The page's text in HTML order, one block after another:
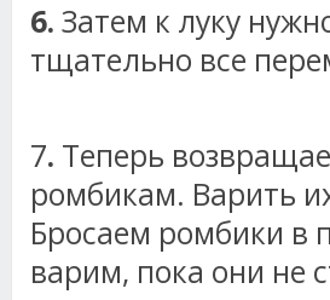
6. Затем к луку
тщательно все
7. Теперь
ромбикам. Варить
Бросаем ромбики в
варим, пока они не